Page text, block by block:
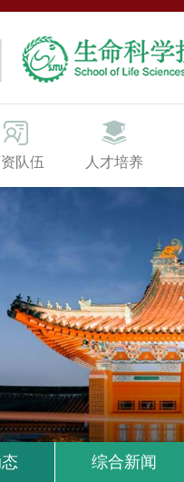
队伍 人才培养
综合新闻